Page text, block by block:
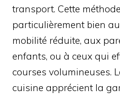
transport. Cette
particulièrement bien
mobilité réduite, aux
enfants, ou à ceux qui
courses volumineuses.
cuisine apprécient la